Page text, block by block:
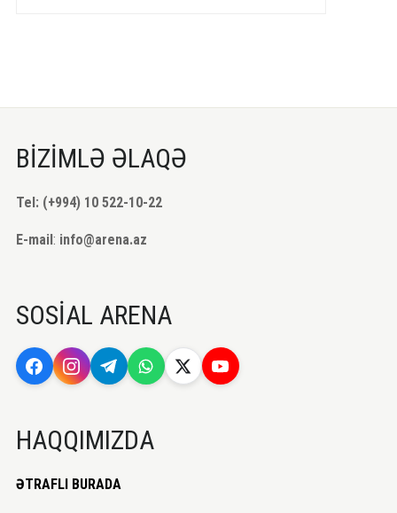
BİZİMLƏ ƏLAQƏ
Tel: (+994) 10 522-10-22
E-mail : info@arena.az
SOSİAL ARENA
HAQQIMIZDA
ƏTRAFLI BURADA